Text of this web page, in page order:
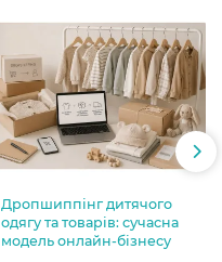
Дропшиппінг дитячого
одягу та товарів: сучасна
модель онлайн-бізнесу